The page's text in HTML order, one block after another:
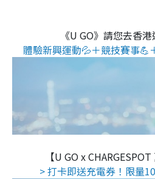
《U GO》請您去香
體驗新興運動💦＋競技賽事💪
【U GO x CHARGESPOT
> 打卡即送充電券！限量